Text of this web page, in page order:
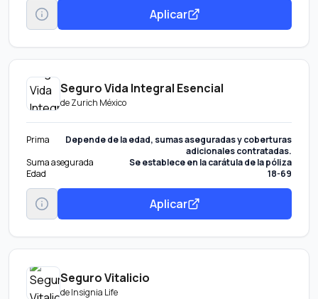
Aplicar
Seguro Vida Integral Esencial
deZurich México
Prima
Depende de la edad, sumas aseguradas y coberturas
adicionales contratadas.
Suma asegurada
Se establece en la carátula de la póliza
Edad
18-69
Aplicar
Seguro Vitalicio
deInsignia Life